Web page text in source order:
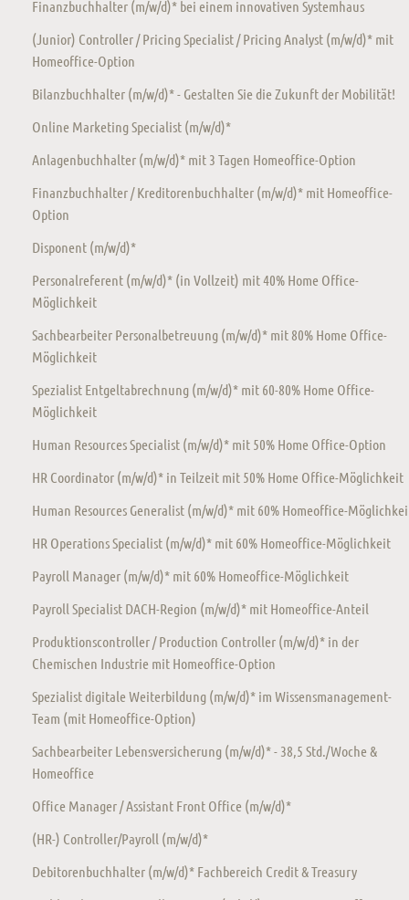
Finanzbuchhalter (m/w/d)* bei einem innovativen Systemhaus
(Junior) Controller / Pricing Specialist / Pricing Analyst (m/w/d)* mit
Homeoffice-Option
Bilanzbuchhalter (m/w/d)* - Gestalten Sie die Zukunft der Mobilität!
Online Marketing Specialist (m/w/d)*
Anlagenbuchhalter (m/w/d)* mit 3 Tagen Homeoffice-Option
Finanzbuchhalter / Kreditorenbuchhalter (m/w/d)* mit Homeoffice-
Option
Disponent (m/w/d)*
Personalreferent (m/w/d)* (in Vollzeit) mit 40% Home Office-
Möglichkeit
Sachbearbeiter Personalbetreuung (m/w/d)* mit 80% Home Office-
Möglichkeit
Spezialist Entgeltabrechnung (m/w/d)* mit 60-80% Home Office-
Möglichkeit
Human Resources Specialist (m/w/d)* mit 50% Home Office-Option
HR Coordinator (m/w/d)* in Teilzeit mit 50% Home Office-Möglichkeit
Human Resources Generalist (m/w/d)* mit 60% Homeoffice-
HR Operations Specialist (m/w/d)* mit 60% Homeoffice-Möglichkeit
Payroll Manager (m/w/d)* mit 60% Homeoffice-Möglichkeit
Payroll Specialist DACH-Region (m/w/d)* mit Homeoffice-Anteil
Produktionscontroller / Production Controller (m/w/d)* in der
Chemischen Industrie mit Homeoffice-Option
Spezialist digitale Weiterbildung (m/w/d)* im Wissensmanagement-
Team (mit Homeoffice-Option)
Sachbearbeiter Lebensversicherung (m/w/d)* - 38,5 Std./Woche &
Homeoffice
Office Manager / Assistant Front Office (m/w/d)*
(HR-) Controller/Payroll (m/w/d)*
Debitorenbuchhalter (m/w/d)* Fachbereich Credit & Treasury